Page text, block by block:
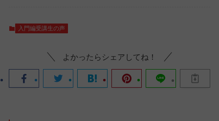
入門編受講生の声
よかったらシェアしてね！